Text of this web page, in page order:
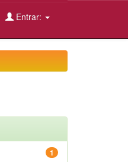
Entrar:
1